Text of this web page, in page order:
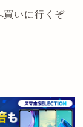
買いに行くぞ